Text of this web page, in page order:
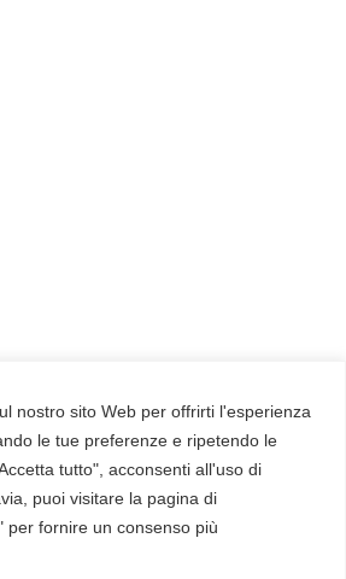
nostro sito Web per offrirti l'esperienza
le tue preferenze e ripetendo le
tutto", acconsenti all'uso di
puoi visitare la pagina di
per fornire un consenso più